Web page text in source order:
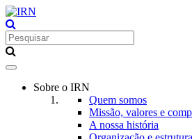
Toggle
navigationSobre o IRN
Quem somos
Missão, valores e
A nossa história